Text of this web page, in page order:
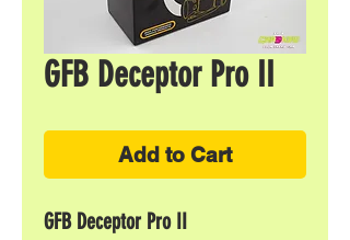
GFB Deceptor Pro II
Add to Cart
GFB Deceptor Pro II